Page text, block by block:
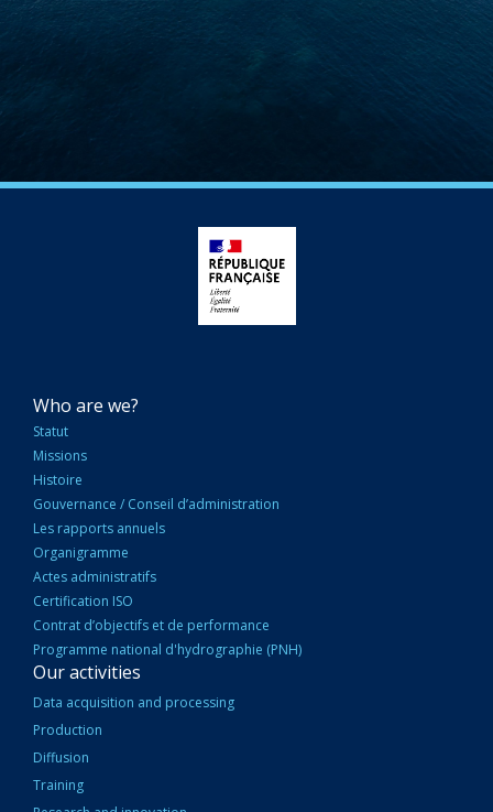
NAVIGATION
PRINCIPALE
Who are we?
Statut
Missions
Histoire
Gouvernance / Conseil d’administration
Les rapports annuels
Organigramme
Actes administratifs
Certification ISO
Contrat d’objectifs et de performance
Programme national d'hydrographie (PNH)
Our activities
Data acquisition and processing
Production
Diffusion
Training